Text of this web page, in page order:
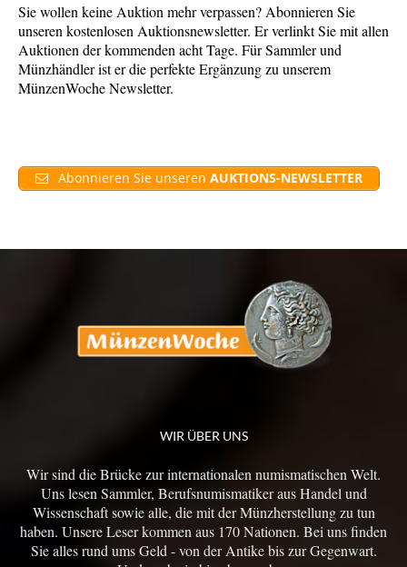
Sie wollen keine Auktion mehr verpassen? Abonnieren Sie
unseren kostenlosen Auktionsnewsletter. Er verlinkt Sie mit allen
Auktionen der kommenden acht Tage. Für Sammler und
Münzhändler ist er die perfekte Ergänzung zu unserem
MünzenWoche Newsletter.
Abonnieren Sie unseren AUKTIONS-NEWSLETTER
WIR ÜBER UNS
Wir sind die Brücke zur internationalen numismatischen Welt.
Uns lesen Sammler, Berufsnumismatiker aus Handel und
Wissenschaft sowie alle, die mit der Münzherstellung zu tun
haben. Unsere Leser kommen aus 170 Nationen. Bei uns finden
Sie alles rund ums Geld - von der Antike bis zur Gegenwart.